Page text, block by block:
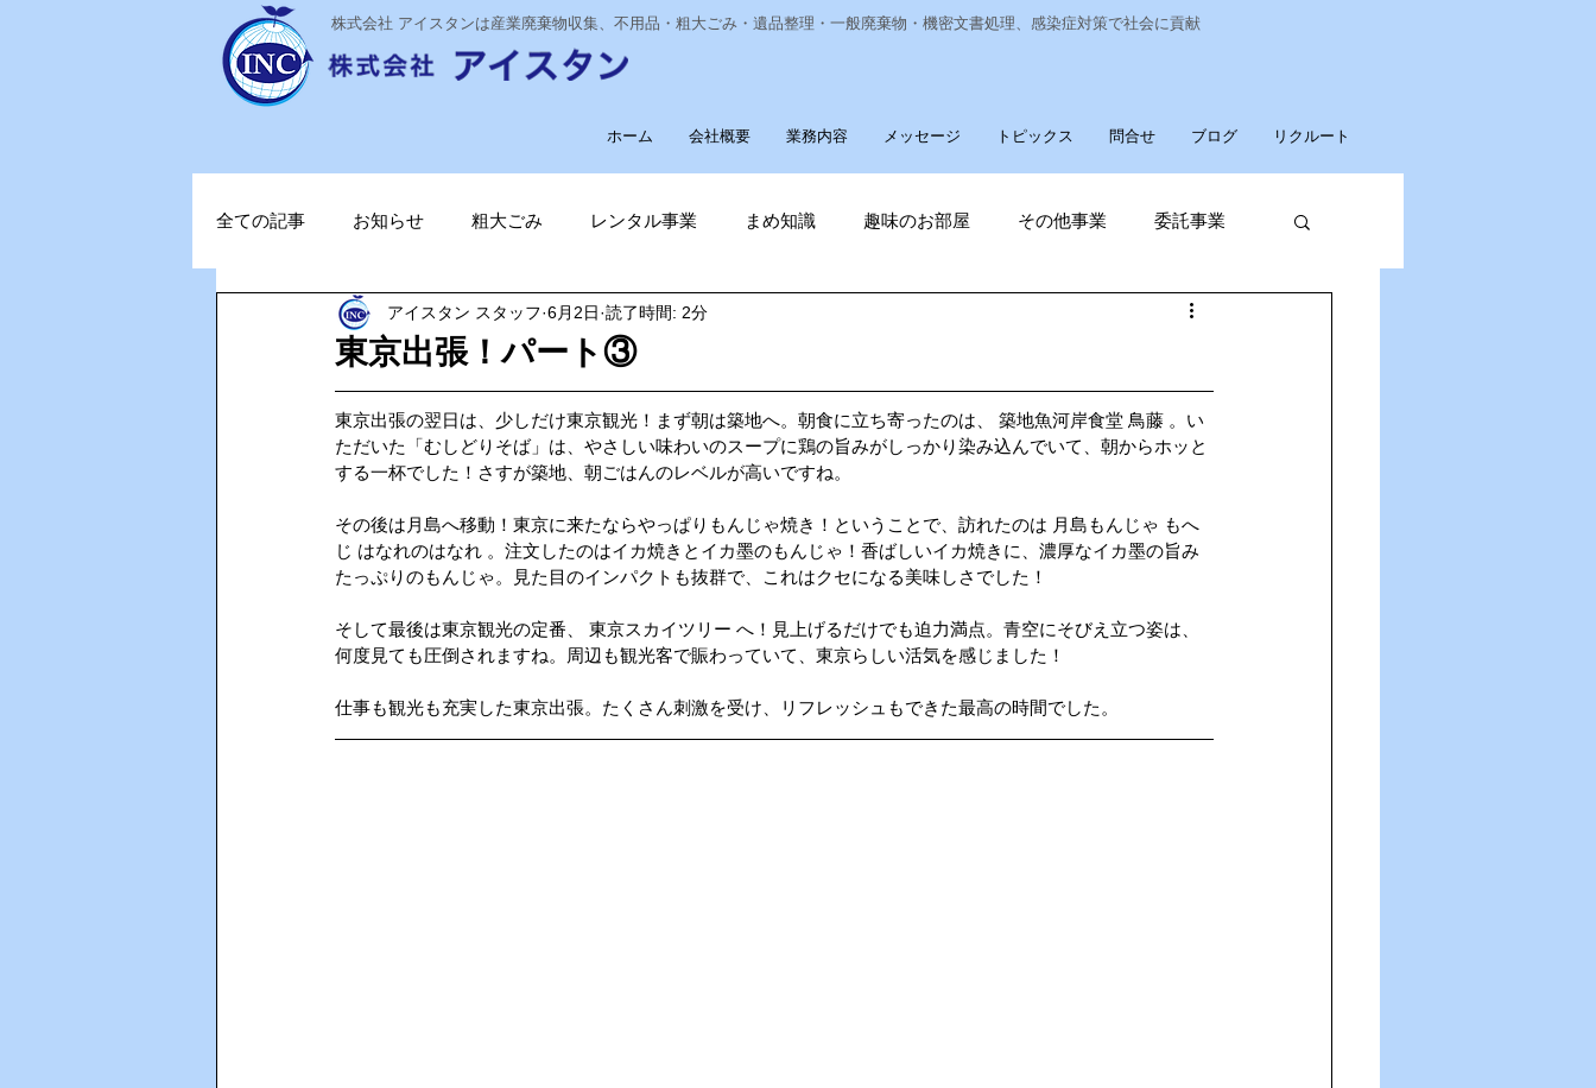
​株式会社 アイスタンは産業廃棄物収集、不用品・粗大ごみ・遺品整理・一般廃棄物・機密文書処理、感染症対策で社会に貢献
ホーム 会社概要 業務内容 メッセージ トピックス 問合せ ブログ リクルート
全ての記事 お知らせ 粗大ごみ レンタル事業 まめ知識 趣味のお部屋 その他事業 委託事業
ステライザ 感染対策 経費削減 ナノゾーン
ポータブル蓄電池 ガソリン削減 電気代削減 長崎ヴェルカを応援しています！ 廃棄物収集運搬
東京出張！パート③
アイスタン スタッフ 6月2日 読了時間: 2分
東京出張の翌日は、少しだけ東京観光！まず朝は築地へ。朝食に立ち寄ったのは、 築地魚河岸食堂 鳥藤 。い
ただいた「むしどりそば」は、やさしい味わいのスープに鶏の旨みがしっかり染み込んでいて、朝からホッと
する一杯でした！さすが築地、朝ごはんのレベルが高いですね。
その後は月島へ移動！東京に来たならやっぱりもんじゃ焼き！ということで、訪れたのは 月島もんじゃ もへ
じ はなれのはなれ 。注文したのはイカ焼きとイカ墨のもんじゃ！香ばしいイカ焼きに、濃厚なイカ墨の旨み
たっぷりのもんじゃ。見た目のインパクトも抜群で、これはクセになる美味しさでした！
そして最後は東京観光の定番、 東京スカイツリー へ！見上げるだけでも迫力満点。青空にそびえ立つ姿は、
何度見ても圧倒されますね。周辺も観光客で賑わっていて、東京らしい活気を感じました！
仕事も観光も充実した東京出張。たくさん刺激を受け、リフレッシュもできた最高の時間でした。